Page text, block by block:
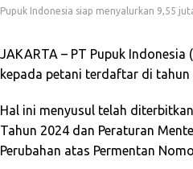
Pupuk Indonesia siap menyalurkan 9,55
JAKARTA – PT Pupuk
kepada petani terdaftar di tahun
Hal ini menyusul telah
Tahun 2024 dan Peraturan
Perubahan atas Permentan